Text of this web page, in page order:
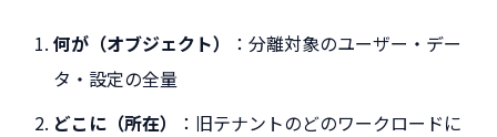
何が（オブジェクト）
：分離対象のユーザー・デー
タ・設定の全量
どこに（所在）
：旧テナントのどのワークロードに